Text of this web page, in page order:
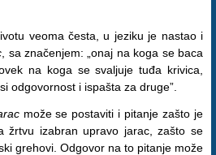
veoma česta, u jeziku je nastao i
, sa značenjem: „onaj na koga se baca
na koga se svaljuje tuđa krivica,
odgovornost i ispašta za druge”.
može se postaviti i pitanje zašto je
žrtvu izabran upravo jarac, zašto se
grehovi. Odgovor na to pitanje može